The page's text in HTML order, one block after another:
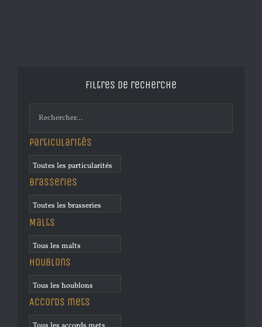
Filtres de recherche
Particularités
Brasseries
Malts
Houblons
Accords mets